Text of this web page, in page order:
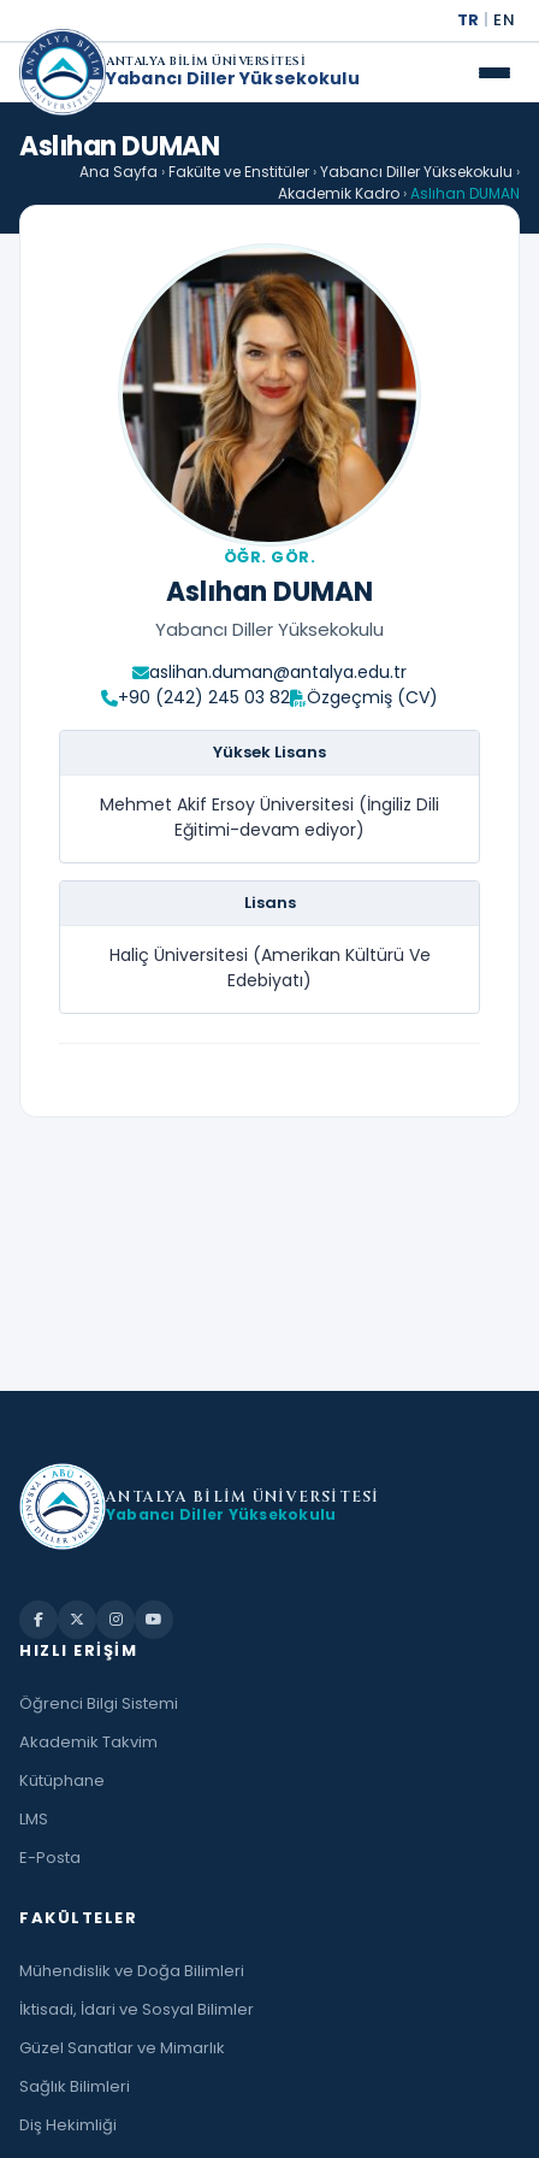
TR | EN
ANTALYA BİLİM ÜNİVERSİTESİ
Yabancı Diller Yüksekokulu
Aslıhan DUMAN
Ana Sayfa ›Fakülte ve Enstitüler ›Yabancı Diller Yüksekokulu ›
Akademik Kadro ›Aslıhan DUMAN
ÖĞR. GÖR.
Aslıhan DUMAN
Yabancı Diller Yüksekokulu
aslihan.duman@antalya.edu.tr
+90 (242) 245 03 82
Özgeçmiş (CV)
Yüksek Lisans
Mehmet Akif Ersoy Üniversitesi (İngiliz Dili
Eğitimi-devam ediyor)
Lisans
Haliç Üniversitesi (Amerikan Kültürü Ve
Edebiyatı)
ANTALYA BİLİM ÜNİVERSİTESİ
Yabancı Diller Yüksekokulu
HIZLI ERIŞIM
Öğrenci Bilgi Sistemi
Akademik Takvim
Kütüphane
LMS
E-Posta
FAKÜLTELER
Mühendislik ve Doğa Bilimleri
İktisadi, İdari ve Sosyal Bilimler
Güzel Sanatlar ve Mimarlık
Sağlık Bilimleri
Diş Hekimliği